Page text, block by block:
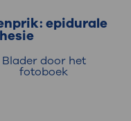
epidurale
Blader door het
fotoboek